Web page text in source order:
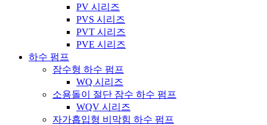
PV 시리즈
PVS 시리즈
PVT 시리즈
PVE 시리즈
하수 펌프
잠수형 하수 펌프
WQ 시리즈
소용돌이 절단 잠수 하수 펌프
WQV 시리즈
자가흡입형 비막힘 하수 펌프